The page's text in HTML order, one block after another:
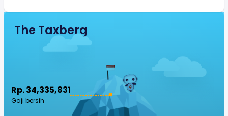
The Taxberg
Rp. 34,335,831
Gaji bersih